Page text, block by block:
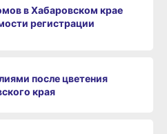
в Хабаровском крае
регистрации
после цветения
края